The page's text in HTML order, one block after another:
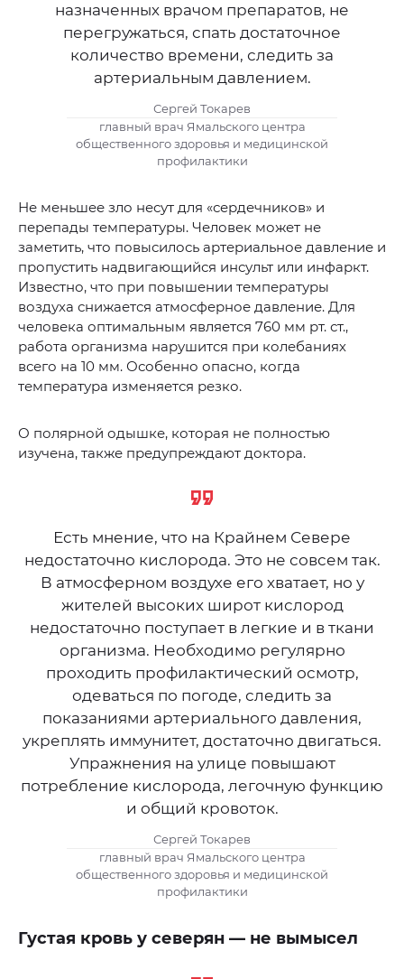
назначенных врачом препаратов, не
перегружаться, спать достаточное
количество времени, следить за
артериальным давлением.
Сергей Токарев
главный врач Ямальского центра
общественного здоровья и медицинской
профилактики
Не меньшее зло несут для «сердечников» и
перепады температуры. Человек может не
заметить, что повысилось артериальное давление и
пропустить надвигающийся инсульт или инфаркт.
Известно, что при повышении температуры
воздуха снижается атмосферное давление. Для
человека оптимальным является 760 мм рт. ст.,
работа организма нарушится при колебаниях
всего на 10 мм. Особенно опасно, когда
температура изменяется резко.
О полярной одышке, которая не полностью
изучена, также предупреждают доктора.
Есть мнение, что на Крайнем Севере
недостаточно кислорода. Это не совсем так.
В атмосферном воздухе его хватает, но у
жителей высоких широт кислород
недостаточно поступает в легкие и в ткани
организма. Необходимо регулярно
проходить профилактический осмотр,
одеваться по погоде, следить за
показаниями артериального давления,
укреплять иммунитет, достаточно двигаться.
Упражнения на улице повышают
потребление кислорода, легочную функцию
и общий кровоток.
Сергей Токарев
главный врач Ямальского центра
общественного здоровья и медицинской
профилактики
Густая кровь у северян — не вымысел